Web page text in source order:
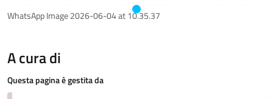
WhatsApp Image 2026-06-04 at 10.35.37
A cura di
Questa pagina è gestita da